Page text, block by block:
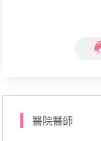
醫院醫師